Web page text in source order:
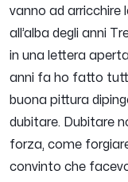
vanno ad arricchire
all’alba degli anni
in una lettera
anni fa ho fatto
buona pittura
dubitare. Dubitare
forza, come
convinto che